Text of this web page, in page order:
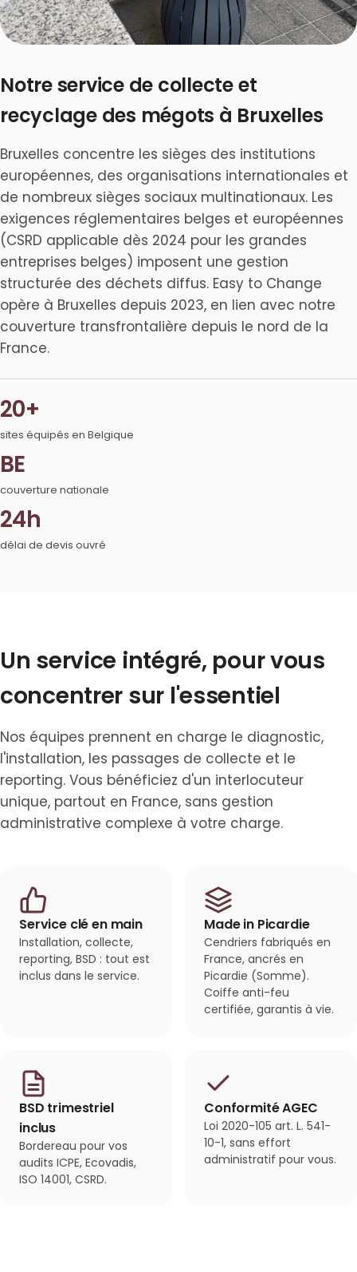
Notre service de collecte et
recyclage des mégots à Bruxelles
Bruxelles concentre les sièges des institutions
européennes, des organisations internationales et
de nombreux sièges sociaux multinationaux. Les
exigences réglementaires belges et européennes
(CSRD applicable dès 2024 pour les grandes
entreprises belges) imposent une gestion
structurée des déchets diffus. Easy to Change
opère à Bruxelles depuis 2023, en lien avec notre
couverture transfrontalière depuis le nord de la
France.
20+
sites équipés en Belgique
BE
couverture nationale
24h
délai de devis ouvré
Un service intégré, pour vous
concentrer sur l'essentiel
Nos équipes prennent en charge le diagnostic,
l'installation, les passages de collecte et le
reporting. Vous bénéficiez d'un interlocuteur
unique, partout en France, sans gestion
administrative complexe à votre charge.
Service clé en main
Installation, collecte,
reporting, BSD : tout est
inclus dans le service.
Made in Picardie
Cendriers fabriqués en
France, ancrés en
Picardie (Somme).
Coiffe anti-feu
certifiée, garantis à vie.
BSD trimestriel
inclus
Bordereau pour vos
audits ICPE, Ecovadis,
ISO 14001, CSRD.
Conformité AGEC
Loi 2020-105 art. L. 541-
10-1, sans effort
administratif pour vous.